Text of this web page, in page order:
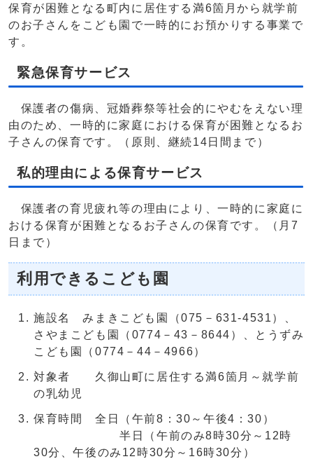
保育が困難となる町内に居住する満6箇月から就学前
のお子さんをこども園で一時的にお預かりする事業で
す。
緊急保育サービス
保護者の傷病、冠婚葬祭等社会的にやむをえない理
由のため、一時的に家庭における保育が困難となるお
子さんの保育です。（原則、継続14日間まで）
私的理由による保育サービス
保護者の育児疲れ等の理由により、一時的に家庭に
おける保育が困難となるお子さんの保育です。（月7
日まで）
利用できるこども園
施設名 みまきこども園（075－631-4531）、
さやまこども園（0774－43－8644）、とうずみ
こども園（0774－44－4966）
対象者 久御山町に居住する満6箇月～就学前
の乳幼児
保育時間 全日（午前8：30～午後4：30）
半日（午前のみ8時30分～12時
30分、午後のみ12時30分～16時30分）